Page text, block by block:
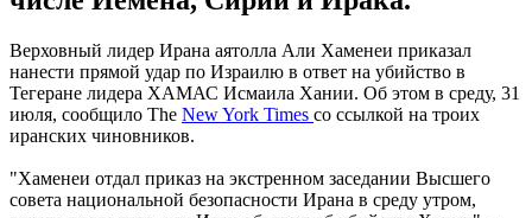
Верховный лидер Ирана аятолла Али Хаменеи приказал
нанести прямой удар по Израилю в ответ на убийство в
Тегеране лидера ХАМАС Исмаила Хании. Об этом в среду, 31
июля, сообщило The New York Times со ссылкой на троих
иранских чиновников.
"Хаменеи отдал приказ на экстренном заседании Высшего
совета национальной безопасности Ирана в среду утром,